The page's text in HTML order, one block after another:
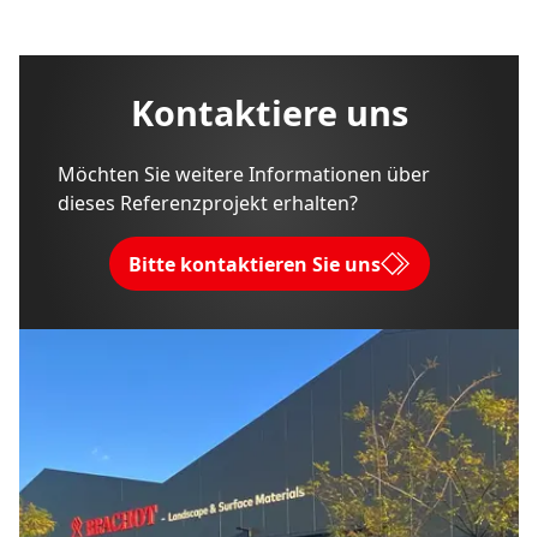
Kontaktiere uns
Möchten Sie weitere Informationen über
dieses Referenzprojekt erhalten?
Bitte kontaktieren Sie uns